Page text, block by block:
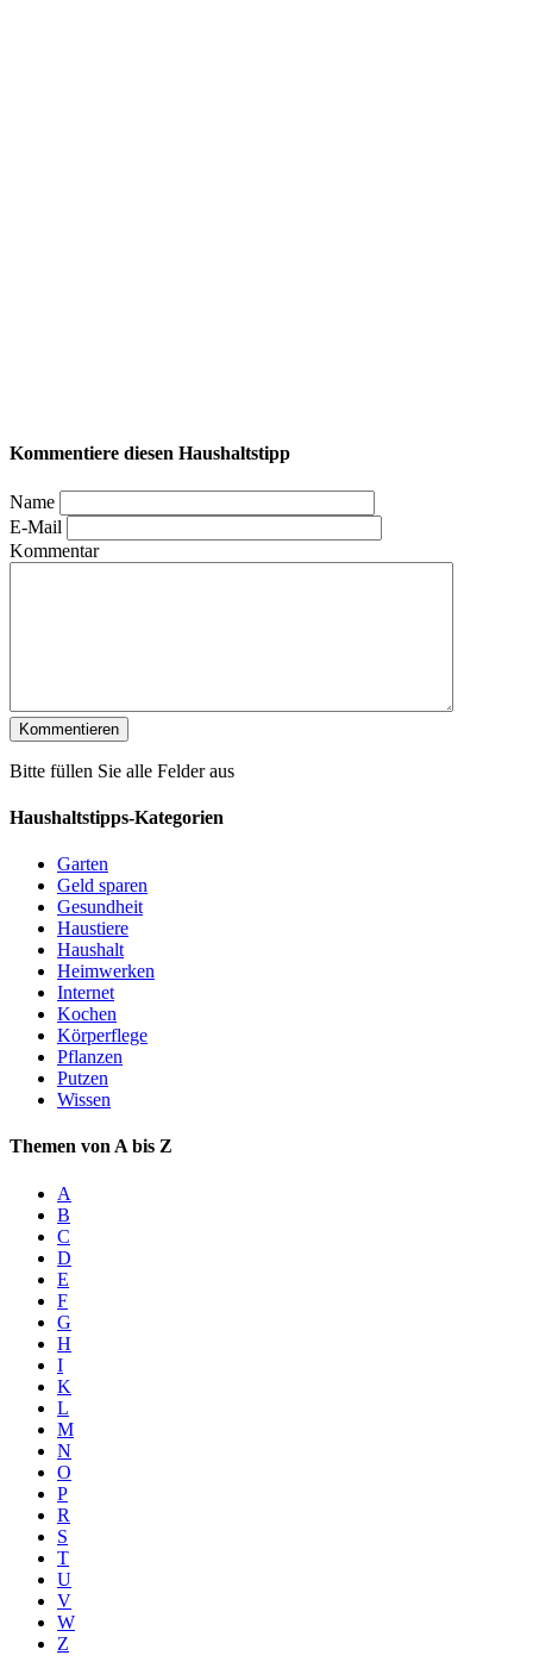
Kommentiere diesen Haushaltstipp
Name
E-Mail
Kommentar
Bitte füllen Sie alle Felder aus
Haushaltstipps-Kategorien
Garten
Geld sparen
Gesundheit
Haustiere
Haushalt
Heimwerken
Internet
Kochen
Körperflege
Pflanzen
Putzen
Wissen
Themen von A bis Z
A
B
C
D
E
F
G
H
I
K
L
M
N
O
P
R
S
T
U
V
W
Z